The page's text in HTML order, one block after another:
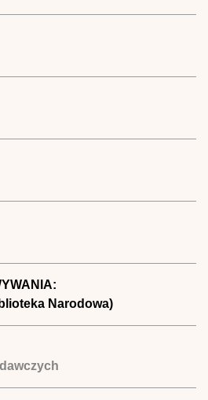
Narodowa)